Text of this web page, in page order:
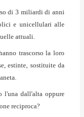
di 3 miliardi di anni
e unicellulari alle
attuali.
trascorso la loro
estinte, sostituite da
l'una dall'alta oppure
reciproca?